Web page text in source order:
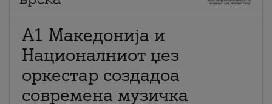
А1 Македонија и
Националниот џез
оркестар создадоа
современа музичка